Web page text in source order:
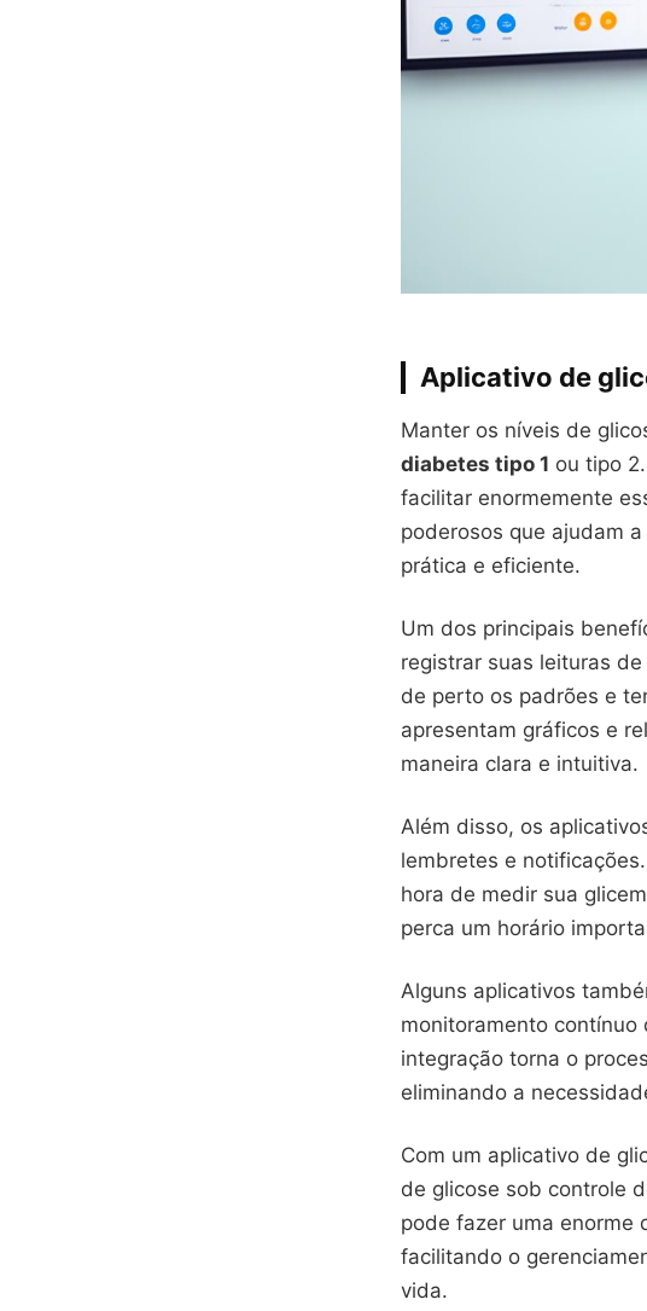
Aplicativo de
Manter os níveis de
diabetes tipo 1 ou tipo
facilitar enormemente
poderosos que ajudam
prática e eficiente.
Um dos principais
registrar suas leituras
de perto os padrões e
apresentam gráficos e
maneira clara e intuitiva.
Além disso, os
lembretes e
hora de medir sua
perca um horário
Alguns aplicativos
monitoramento contínuo
integração torna o
eliminando a
Com um aplicativo de
de glicose sob controle
pode fazer uma enorme
facilitando o
vida.